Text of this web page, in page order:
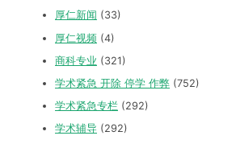
厚仁新闻 (33)
厚仁视频 (4)
商科专业 (321)
学术紧急 开除 停学 作弊 (752)
学术紧急专栏 (292)
学术辅导 (292)